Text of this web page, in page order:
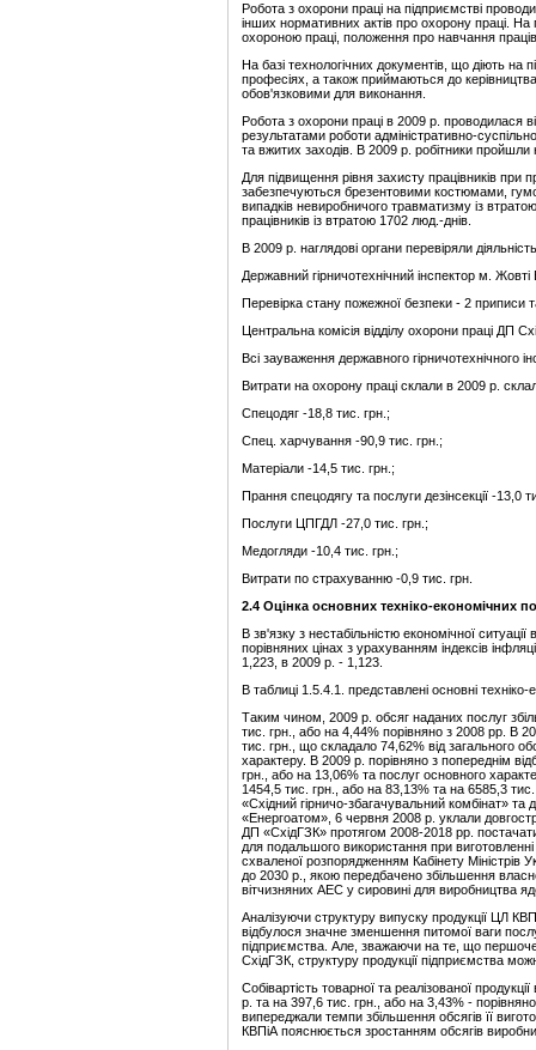
Робота з охорони праці на підприємстві
інших нормативних актів про охорону праці. На
охороною праці, положення про навчання
На базі технологічних документів, що діють на
професіях, а також приймаються до
обов'язковими для виконання.
Робота з охорони праці в 2009 р. проводилася
результатами роботи адміністративно-
та вжитих заходів. В 2009 р. робітники
Для підвищення рівня захисту працівників
забезпечуються брезентовими костюмами,
випадків невиробничого травматизму із
працівників із втратою 1702 люд.-днів.
В 2009 р. наглядові органи перевіряли
Державний гірничотехнічний інспектор м.
Перевірка стану пожежної безпеки - 2 приписи
Центральна комісія відділу охорони праці ДП
Всі зауваження державного гірничотехнічного
Витрати на охорону праці склали в 2009 р.
Спецодяг -18,8 тис. грн.;
Спец. харчування -90,9 тис. грн.;
Матеріали -14,5 тис. грн.;
Прання спецодягу та послуги дезінсекції -13,0
Послуги ЦПГДЛ -27,0 тис. грн.;
Медогляди -10,4 тис. грн.;
Витрати по страхуванню -0,9 тис. грн.
2.4 Оцінка основних техніко-економічних
В зв'язку з нестабільністю економічної
порівняних цінах з урахуванням індексів
1,223, в 2009 р. - 1,123.
В таблиці 1.5.4.1. представлені основні
Таким чином, 2009 р. обсяг наданих послуг
тис. грн., або на 4,44% порівняно з 2008 рр. В
тис. грн., що складало 74,62% від загального
характеру. В 2009 р. порівняно з попереднім
грн., або на 13,06% та послуг основного
1454,5 тис. грн., або на 83,13% та на 6585,3
«Східний гірничо-збагачувальний комбінат»
«Енергоатом», 6 червня 2008 р. уклали
ДП «СхідГЗК» протягом 2008-2018 рр.
для подальшого використання при
схваленої розпорядженням Кабінету Міністрів
до 2030 р., якою передбачено збільшення
вітчизняних АЕС у сировині для виробництва
Аналізуючи структуру випуску продукції ЦЛ
відбулося значне зменшення питомої ваги
підприємства. Але, зважаючи на те, що
СхідГЗК, структуру продукції підприємства
Собівартість товарної та реалізованої
р. та на 397,6 тис. грн., або на 3,43% -
випереджали темпи збільшення обсягів її
КВПіА пояснюється зростанням обсягів